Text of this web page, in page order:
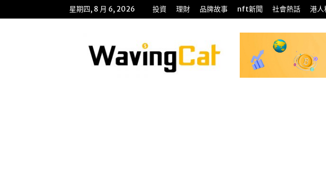
星期四, 8 月 6, 2026 投資 理財 品牌故事 nft新聞 社會熱話 港人
招
財
貓